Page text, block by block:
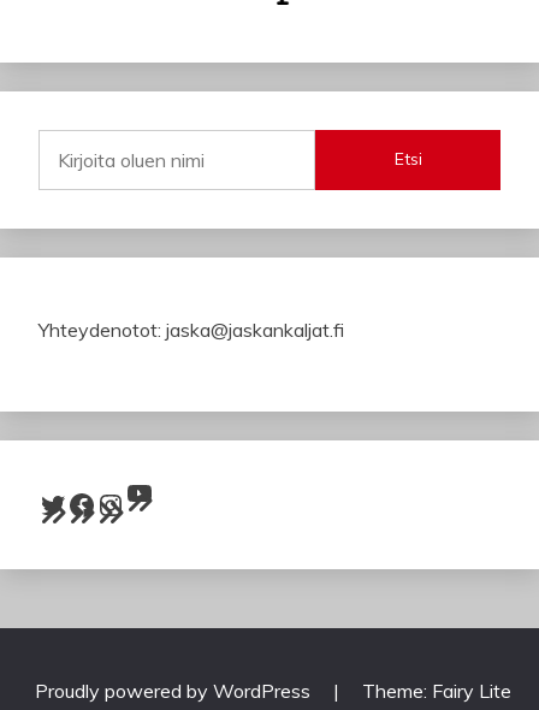
Etsi
Yhteydenotot: jaska@jaskankaljat.fi
Twitter Facebook InstagramYouTube
Proudly powered by WordPress |
Theme: Fairy Lite